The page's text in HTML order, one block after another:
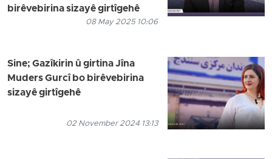
birêvebirina sizayê girtîgehê
08 May 2025 10:06
Sine; Gazîkirin û girtina Jîna
Muders Gurcî bo birêvebirina
sizayê girtîgehê
02 November 2024 13:13